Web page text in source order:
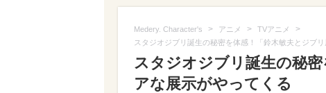
Medery. Character's > アニメ > TVアニメ >
スタジオジブリ誕生の秘密を体感！「鈴木敏夫とジブ
スタジオジブリ誕生の秘
アな展示がやってくる